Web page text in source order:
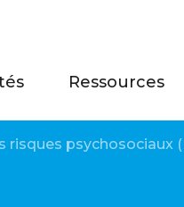
Ressources
risques psychosociaux